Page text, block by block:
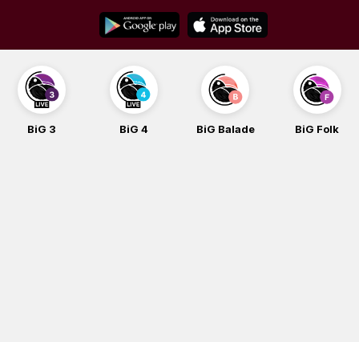
content
BiG 3 BiG 4 BiG Balade BiG Folk